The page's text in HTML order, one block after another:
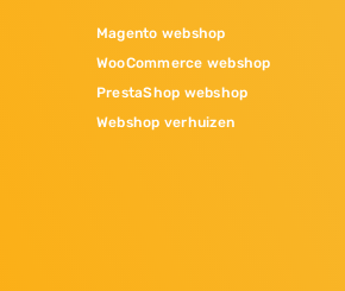
Magento webshop
WooCommerce webshop
PrestaShop webshop
Webshop verhuizen